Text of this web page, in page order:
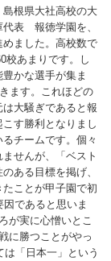
根県大社高校の大
代表 報徳学園を、
ました。高校数で
校あまりです。し
かな選手が集ま
ます。これほどの
大騒ぎであると報
す勝利となりまし
チームです。個々
せんが、「ベスト
ある目標を掲げ、
ことが甲子園で初
であると思いま
が実に心憎いとこ
に勝つことがやっ
「日本一」という